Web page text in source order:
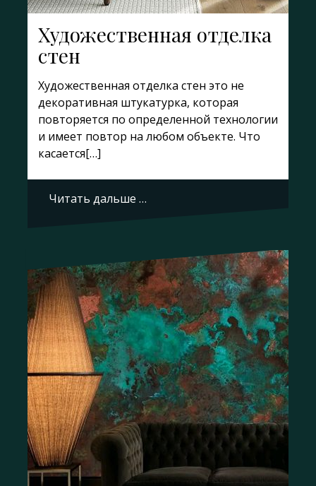
Художественная отделка
стен
Художественная отделка стен это не
декоративная штукатурка, которая
повторяется по определенной технологии
и имеет повтор на любом объекте. Что
касается[…]
Читать дальше …